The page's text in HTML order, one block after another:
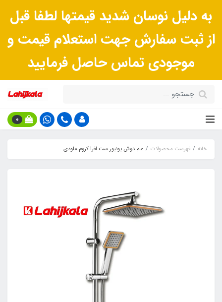
به دلیل نوسان شدید قیمتها لطفا قبل
از ثبت سفارش جهت استعلام قیمت و
موجودی تماس حاصل فرمایید
0
خانه فهرست محصولات علم دوش یونیور ست افرا کروم ملودی